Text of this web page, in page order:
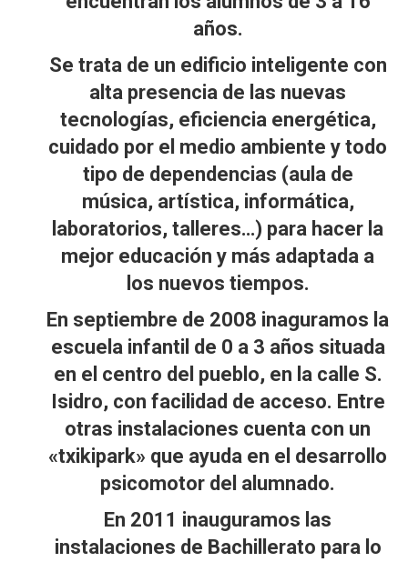
años.
Se trata de un edificio inteligente con
alta presencia de las nuevas
tecnologías, eficiencia energética,
cuidado por el medio ambiente y todo
tipo de dependencias (aula de
música, artística, informática,
laboratorios, talleres…) para hacer la
mejor educación y más adaptada a
los nuevos tiempos.
En septiembre de 2008 inaguramos la
escuela infantil de 0 a 3 años situada
en el centro del pueblo, en la calle S.
Isidro, con facilidad de acceso. Entre
otras instalaciones cuenta con un
«txikipark» que ayuda en el desarrollo
psicomotor del alumnado.
En 2011 inauguramos las
instalaciones de Bachillerato para lo